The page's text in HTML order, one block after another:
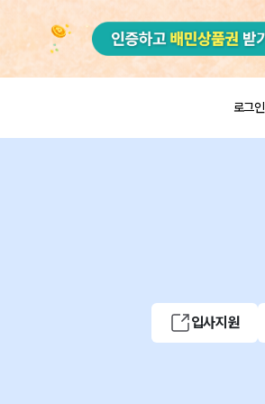
로그인
입사지원